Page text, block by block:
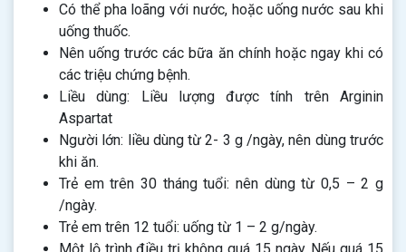
Có thể pha loãng với nước, hoặc uống nước sau khi
uống thuốc.
Nên uống trước các bữa ăn chính hoặc ngay khi có
các triệu chứng bệnh.
Liều dùng: Liều lượng được tính trên Arginin
Aspartat
Người lớn: liều dùng từ 2- 3 g /ngày, nên dùng trước
khi ăn.
Trẻ em trên 30 tháng tuổi: nên dùng từ 0,5 – 2 g
/ngày.
Trẻ em trên 12 tuổi: uống từ 1 – 2 g/ngày.